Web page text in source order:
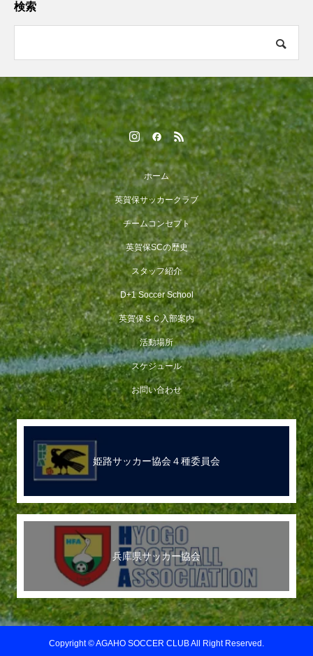
検索
ホーム
英賀保サッカークラブ
チームコンセプト
英賀保SCの歴史
スタッフ紹介
D+1 Soccer School
英賀保ＳＣ入部案内
活動場所
スケジュール
お問い合わせ
姫路サッカー協会４種委員会
兵庫県サッカー協会
Copyright © AGAHO SOCCER CLUB All Right Reserved.